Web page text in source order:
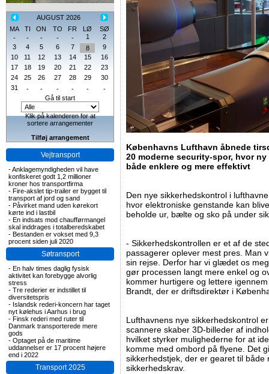
AUGUST 2026
MA
TI ON TO FR LØ
SØ
-
- - - - 1
2
3
4 5 6 7 8
9
10
11 12 13 14 15
16
17
18 19 20 21 22
23
24
25 26 27 28 29
30
31
- - - - -
-
Gå til start
Klik på kalenderen for at
sortere arrangementer
Tilføj arrangement
Vejtransport
-Anklagemyndigheden vil have
konfiskeret godt 1,2 millioner
kroner hos transportfirma
- Fire-akslet tip-trailer er bygget til
transport af jord og sand
- Påvirket mand uden kørekort
kørte ind i lastbil
- En indsats mod chaufførmangel
skal inddrages i totalberedskabet
- Bestanden er vokset med 9,3
procent siden juli 2020
Søtransport
- En halv times daglig fysisk
aktivitet kan forebygge alvorlig
stress
- Tre rederier er indstillet til
diversitetspris
- Islandsk rederi-koncern har taget
nyt kølehus i Aarhus i brug
- Finsk rederi med ruter til
Danmark transporterede mere
gods
- Optaget på de maritime
uddannelser er 17 procent højere
end i 2022
Transport 2025
Københavns Lufthavn åbnede
20 moderne security-spor, hvor
både enklere og mere effektivt
Den nye sikkerhedskontrol i
hvor elektroniske genstande kan
beholde ur, bælte og sko på under
- Sikkerhedskontrollen er et af de
passagerer oplever mest pres. Man
sin rejse. Derfor har vi glædet os
gør processen langt mere enkel og
kommer hurtigere og lettere
Brandt, der er driftsdirektør i
Lufthavnens nye sikkerhedskontrol
scannere skaber 3D-billeder af
hvilket styrker mulighederne for at
komme med ombord på flyene. Det
sikkerhedstjek, der er gearet til
sikkerhedskrav.